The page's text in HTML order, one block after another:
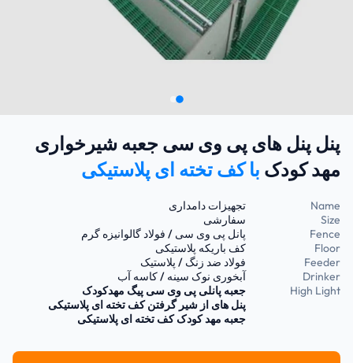
پنل پنل های پی وی سی جعبه شیرخواری
مهد کودک با کف تخته ای پلاستیکی
Name
تجهیزات دامداری
Size
سفارشی
Fence
پانل پی وی سی / فولاد گالوانیزه گرم
Floor
کف باریکه پلاستیکی
Feeder
فولاد ضد زنگ / پلاستیک
Drinker
آبخوری نوک سینه / کاسه آب
High Light
جعبه پانلی پی وی سی پیگ مهدکودک
پنل های از شیر گرفتن کف تخته ای پلاستیکی
جعبه مهد کودک کف تخته ای پلاستیکی